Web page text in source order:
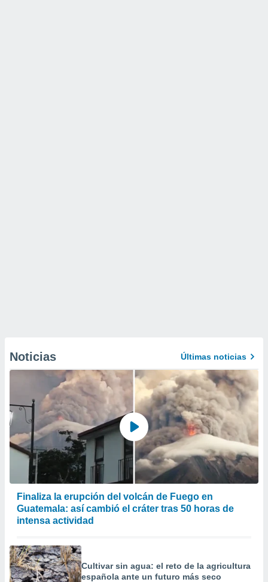
Noticias Últimas noticias
Finaliza la erupción del volcán de Fuego en
Guatemala: así cambió el cráter tras 50 horas de
intensa actividad
Cultivar sin agua: el reto de la agricultura
española ante un futuro más seco